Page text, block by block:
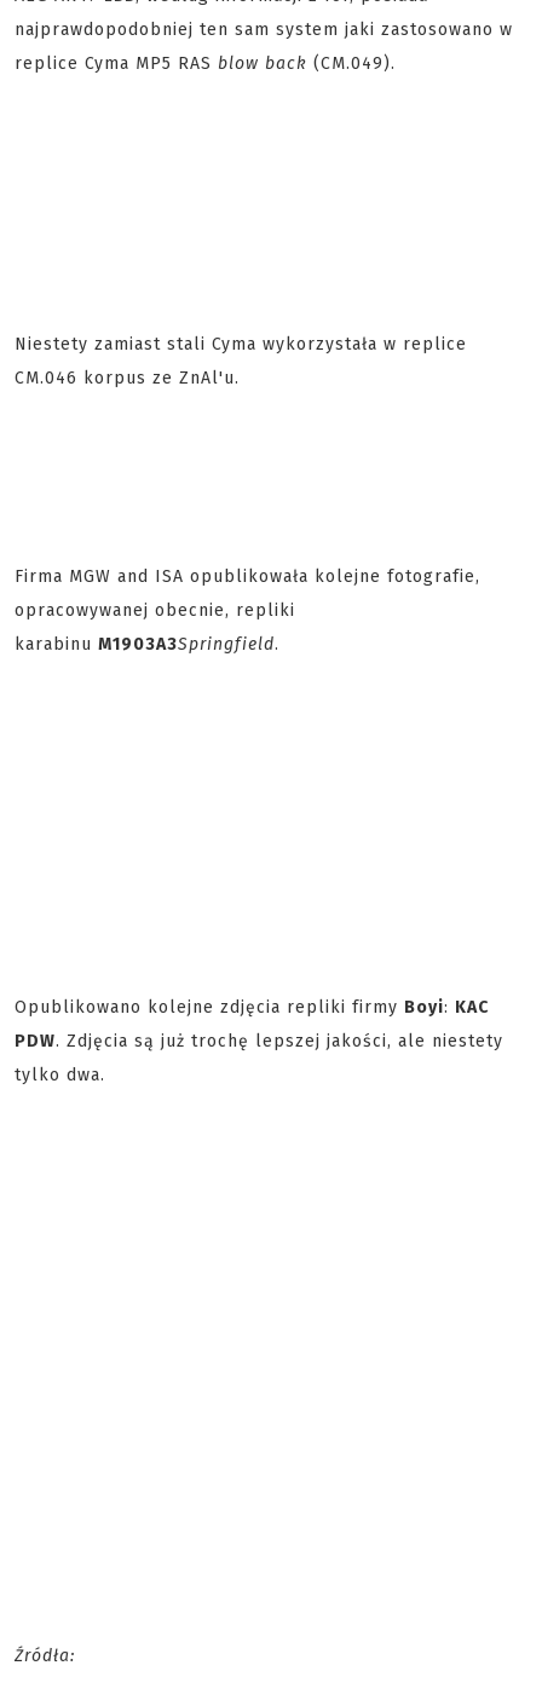
najprawdopodobniej ten sam system jaki zastosowano w
replice Cyma MP5 RAS blow back (CM.049).
Niestety zamiast stali Cyma wykorzystała w replice
CM.046 korpus ze ZnAl'u.
Firma MGW and ISA opublikowała kolejne fotografie,
opracowywanej obecnie, repliki
karabinu M1903A3Springfield.
Opublikowano kolejne zdjęcia repliki firmy Boyi: KAC
PDW. Zdjęcia są już trochę lepszej jakości, ale niestety
tylko dwa.
Źródła: